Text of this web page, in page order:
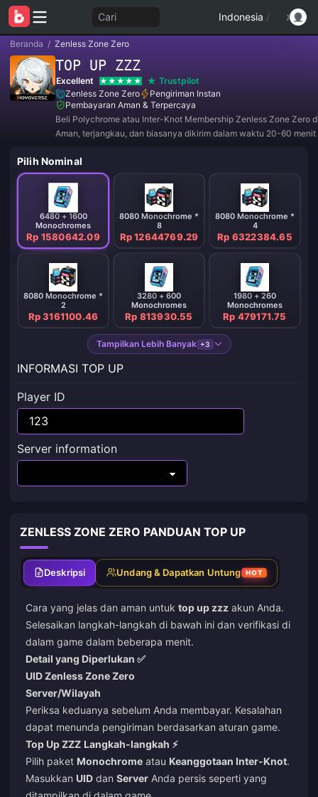
Cari Indonesia /
Beranda / Zenless Zone Zero
TOP UP ZZZ
Excellent
Trustpilot
Zenless Zone Zero
Pengiriman Instan
Pembayaran Aman & Terpercaya
Beli Polychrome atau Inter-Knot Membership Zenless Zone Zero
Aman, terjangkau, dan biasanya dikirim dalam waktu 20-60 menit
Pilih Nominal
6480 + 1600
Monochromes
Rp 1580642.09
8080 Monochrome *
8
Rp 12644769.29
8080 Monochrome *
4
Rp 6322384.65
8080 Monochrome *
2
Rp 3161100.46
3280 + 600
Monochromes
Rp 813930.55
1980 + 260
Monochromes
Rp 479171.75
Tampilkan Lebih Banyak +3
INFORMASI TOP UP
Player ID
Server information
ZENLESS ZONE ZERO PANDUAN TOP UP
Deskripsi Undang & Dapatkan Untung HOT
Cara yang jelas dan aman untuk top up zzz akun Anda.
Selesaikan langkah-langkah di bawah ini dan verifikasi di
dalam game dalam beberapa menit.
Detail yang Diperlukan ✅
UID Zenless Zone Zero
Server/Wilayah
Periksa keduanya sebelum Anda membayar. Kesalahan
dapat menunda pengiriman berdasarkan aturan game.
Top Up ZZZ Langkah-langkah ⚡
Pilih paket Monochrome atau Keanggotaan Inter-Knot.
Masukkan UID dan Server Anda persis seperti yang